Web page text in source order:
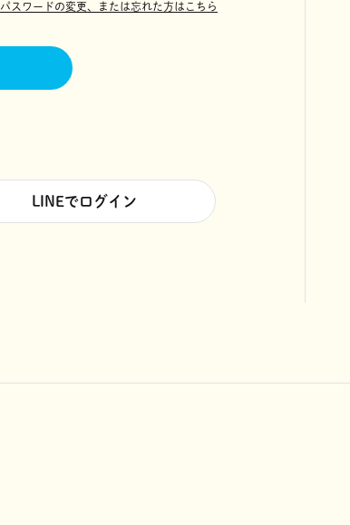
パスワードの変更、または忘れた方はこちら
LINEでログイン